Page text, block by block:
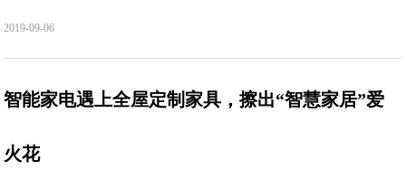
2019-09-06
智能家电遇上全屋定制家具，擦出“智慧家居”爱
火花